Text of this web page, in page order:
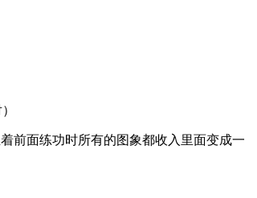
前面练功时所有的图象都收入里面变成一